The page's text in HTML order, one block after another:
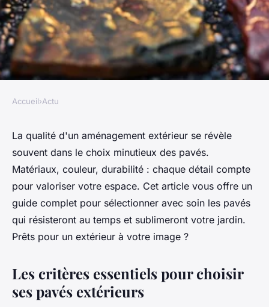
Choisir son pavé extérieur:
guide et conseils
Baptiste•29 avril 2024 •2 min de lecture
Accueil›Actu
La qualité d'un aménagement extérieur se révèle
souvent dans le choix minutieux des pavés.
Matériaux, couleur, durabilité : chaque détail compte
pour valoriser votre espace. Cet article vous offre un
guide complet pour sélectionner avec soin les pavés
qui résisteront au temps et sublimeront votre jardin.
Prêts pour un extérieur à votre image ?
Les critères essentiels pour choisir
ses pavés extérieurs